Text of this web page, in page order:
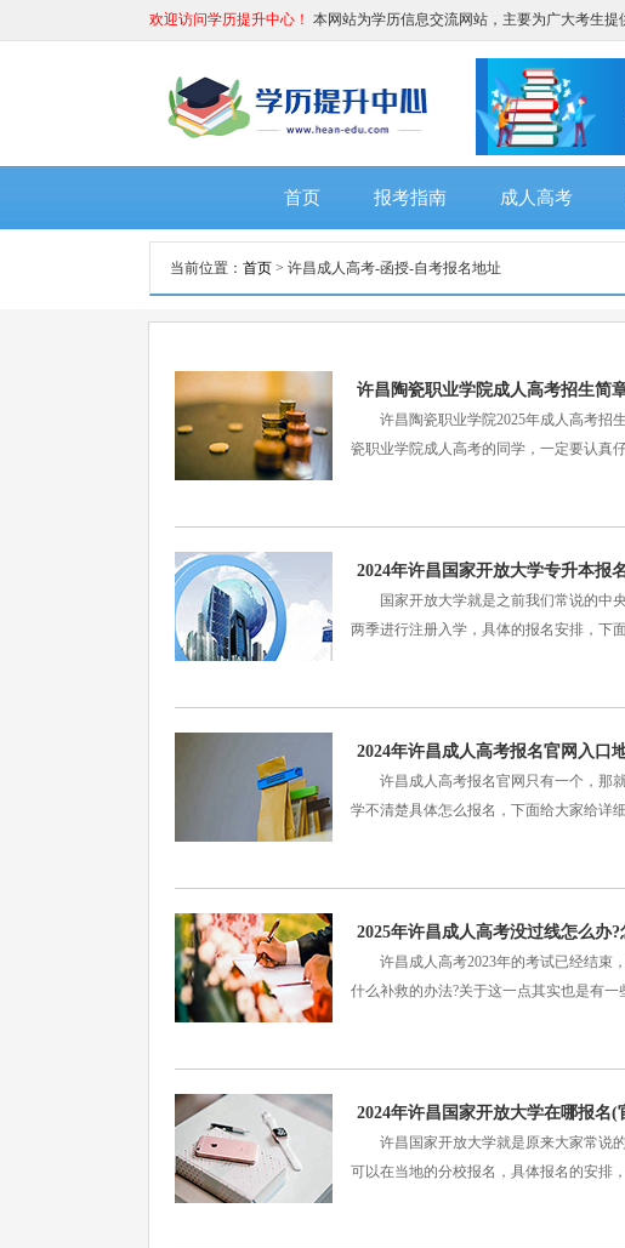
欢迎访问学历提升中心！ 本网站为学历信息交流网站，主要为广大考生提
首页 报考指南 成人高考
当前位置： 首页 > 许昌成人高考-函授-自考报名地址
许昌陶瓷职业学院成人高考招生简
许昌陶瓷职业学院2025年成人高考招生
瓷职业学院成人高考的同学，一定要认真
2024年许昌国家开放大学专升本报
国家开放大学就是之前我们常说的中央
两季进行注册入学，具体的报名安排，下
2024年许昌成人高考报名官网入口
许昌成人高考报名官网只有一个，那就
学不清楚具体怎么报名，下面给大家给
2025年许昌成人高考没过线怎么办?
许昌成人高考2023年的考试已经结束，
什么补救的办法?关于这一点其实也是有一
2024年许昌国家开放大学在哪报名(
许昌国家开放大学就是原来大家常说的
可以在当地的分校报名，具体报名的安排